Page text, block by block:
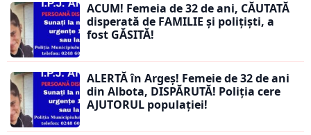
ACUM! Femeia de 32 de ani, CĂUTATĂ
disperată de FAMILIE și polițiști, a
fost GĂSITĂ!
ALERTĂ în Argeș! Femeie de 32 de ani
din Albota, DISPĂRUTĂ! Poliția cere
AJUTORUL populației!